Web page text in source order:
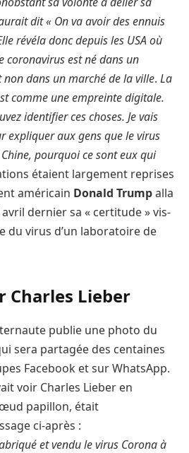
dit« On va avoir des ennuis
révéla donc depuis les USA où
coronavirus est né dans un
dans un marché de la ville. La
comme une empreinte digitale.
identifier ces choses. Je vais
expliquer aux gens que le virus
pourquoi ce sont eux qui
étaient largement reprises
américain Donald Trumpalla
avril dernier sa « certitude » vis-
du virus d’un laboratoire de
Charles Lieber
publie une photo du
sera partagée des centaines
Facebook et sur WhatsApp.
voir Charles Lieber en
papillon, était
ci-après :
et vendu le virus Corona à